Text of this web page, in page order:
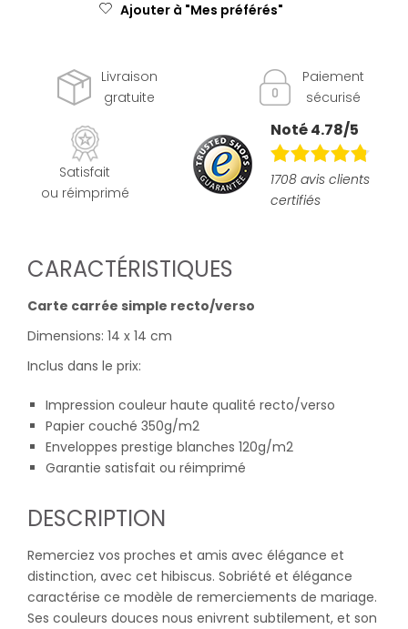
Ajouter à "Mes préférés"
Livraison
gratuite
Paiement
sécurisé
Satisfait
ou réimprimé
Noté 4.78/5
1708 avis clients
certifiés
CARACTÉRISTIQUES
Carte carrée simple recto/verso
Dimensions: 14 x 14 cm
Inclus dans le prix:
Impression couleur haute qualité recto/verso
Papier couché 350g/m2
Enveloppes prestige blanches 120g/m2
Garantie satisfait ou réimprimé
DESCRIPTION
Remerciez vos proches et amis avec élégance et
distinction, avec cet hibiscus. Sobriété et élégance
caractérise ce modèle de remerciements de mariage.
Ses couleurs douces nous enivrent subtilement, et son